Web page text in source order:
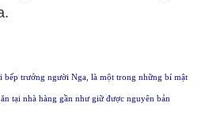
bếp trưởng người Nga, là một trong những bí mật
tại nhà hàng gần như giữ được nguyên bản